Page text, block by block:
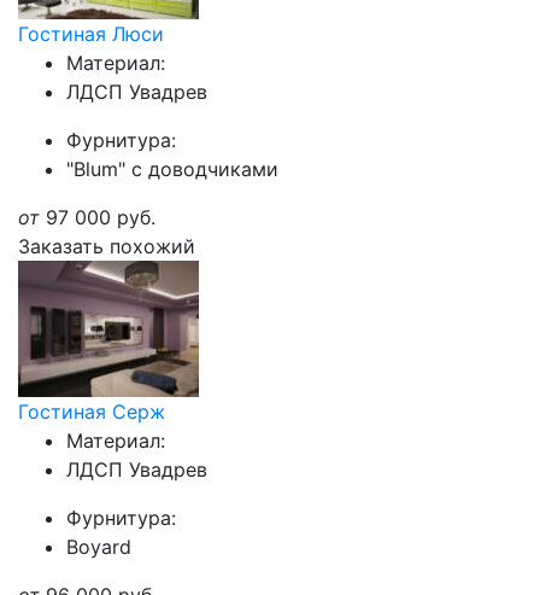
Гостиная Люси
Материал:
ЛДСП Увадрев
Фурнитура:
"Blum" с доводчиками
от 97 000 руб.
Заказать похожий
Гостиная Серж
Материал:
ЛДСП Увадрев
Фурнитура:
Boyard